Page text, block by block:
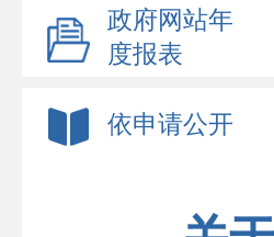
政府网站年
度报表
依申请公开